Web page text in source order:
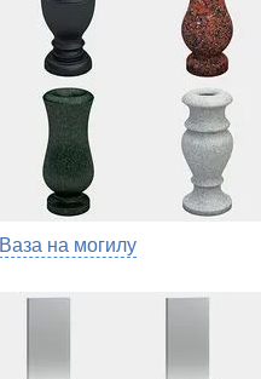
Ваза на могилу